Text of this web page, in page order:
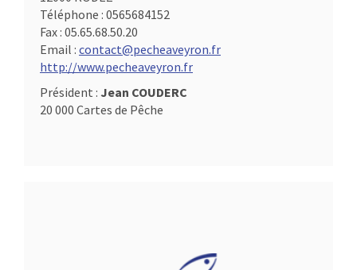
Téléphone : 0565684152
Fax : 05.65.68.50.20
Email : contact@pecheaveyron.fr
http://www.pecheaveyron.fr
Président : Jean COUDERC
20 000 Cartes de Pêche